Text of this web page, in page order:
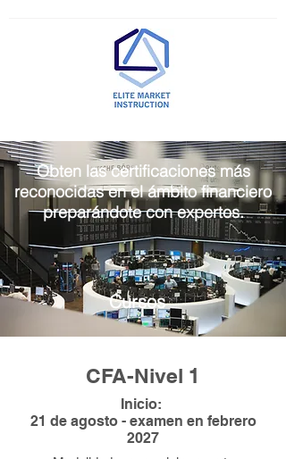
Obten las certificaciones más
reconocidas en el ámbito financiero
preparándote con expertos.
Cursos
CFA-Nivel 1
Inicio:
21 de agosto - examen en febrero
2027